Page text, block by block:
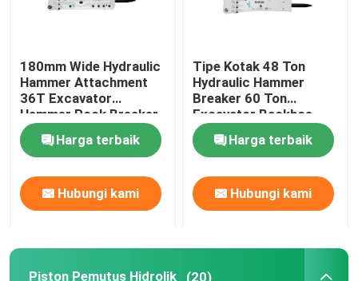
180mm Wide Hydraulic
Hammer Attachment
36T Excavator
Hammer Rock Breaker
Harga terbaik
Hubungi kami
Tipe Kotak 48 Ton
Hydraulic Hammer
Breaker 60 Ton
Excavator Backhoe
Hammer
Harga terbaik
Hubungi kami
Piston Pemutus Hidrolik (20)